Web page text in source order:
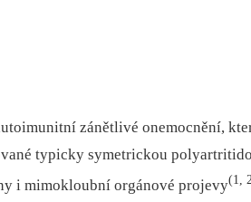
zánětlivé onemocnění,
typicky symetrickou
i mimokloubní orgánové projevy(1,